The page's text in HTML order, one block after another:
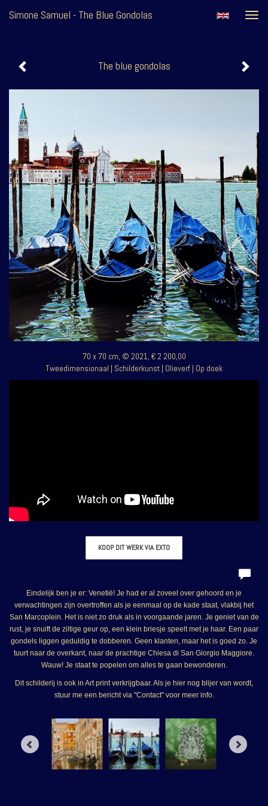
Simone Samuel - The Blue Gondolas
The blue gondolas
70 x 70 cm, © 2021, € 2 200,00
Tweedimensionaal | Schilderkunst | Olieverf | Op doek
KOOP DIT WERK VIA EXTO
Eindelijk ben je er: Venetië! Je had er al zoveel over gehoord en je
verwachtingen zijn overtroffen als je eenmaal op de kade staat, vlakbij het
San Marcoplein. Het is niet zo druk als in voorgaande jaren. Je geniet van de
rust, je snuift de ziltige geur op, een klein briesje speelt met je haar. Een paar
gondels liggen geduldig te dobberen. Geen klanten, maar het is goed zo. Je
tuurt naar de overkant, naar de prachtige Chiesa di San Giorgio Maggiore.
Wauw! Je staat te popelen om alles te gaan bewonderen.
Dit schilderij is ook in Art print verkrijgbaar. Als je hier nog blijer van wordt,
stuur me een bericht via "Contact" voor meer info.